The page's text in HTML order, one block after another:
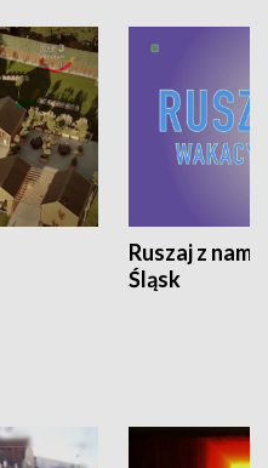
Ruszaj z
Śląsk